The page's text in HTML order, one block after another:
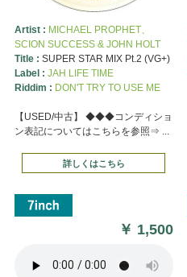
Artist : MICHAEL PROPHET、
SCION SUCCESS & JOHN HOLT
Title : SUPER STAR MIX Pt.2 (VG+)
Label : JAH LIFE TIME
Riddim : DON'T TRY TO USE ME
【USED/中古】 ◆◆◆コンディショ
ン表記についてはこちらを参照⇒ ...
詳しくはこちら
￥ 1,500